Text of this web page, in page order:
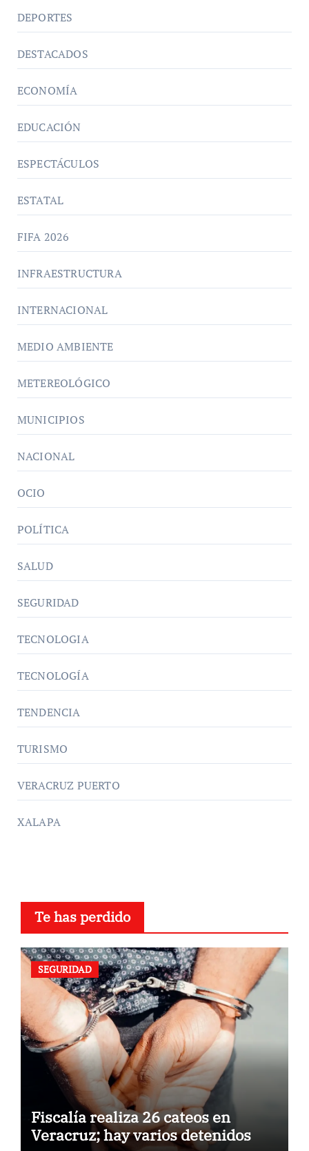
DEPORTES
DESTACADOS
ECONOMÍA
EDUCACIÓN
ESPECTÁCULOS
ESTATAL
FIFA 2026
INFRAESTRUCTURA
INTERNACIONAL
MEDIO AMBIENTE
METEREOLÓGICO
MUNICIPIOS
NACIONAL
OCIO
POLÍTICA
SALUD
SEGURIDAD
TECNOLOGIA
TECNOLOGÍA
TENDENCIA
TURISMO
VERACRUZ PUERTO
XALAPA
Te has perdido
SEGURIDAD
Fiscalía realiza 26 cateos en
Veracruz; hay varios detenidos